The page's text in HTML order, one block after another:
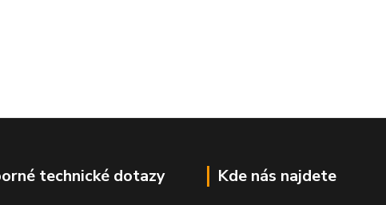
technické dotazy Kde nás najdete